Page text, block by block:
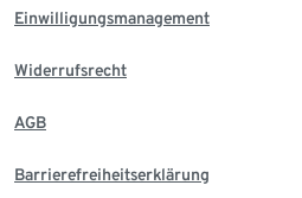
Einwilligungsmanagement
Widerrufsrecht
AGB
Barrierefreiheitserklärung